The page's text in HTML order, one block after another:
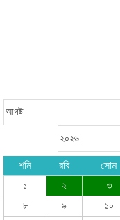
শনি রবি সোম
১ ২ ৩
৮
৯ ১০